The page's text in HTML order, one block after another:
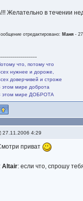
Желательно в течении
отредактировано: Маня -
что, потому что
нужнее и дороже,
доверчивей и строже
этом мире доброта
этом мире ДОБРОТА
27.11.2006 4:29
приват
Altair: если что, спрошу